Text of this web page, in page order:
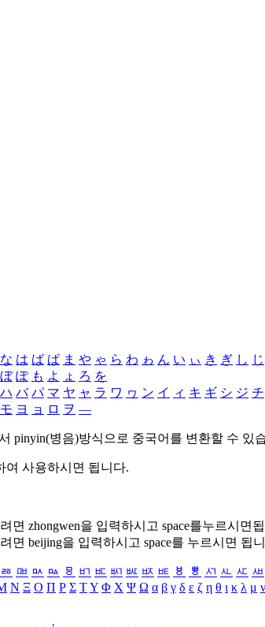
な は ば ぱ ま や ゃ ら わ ゎ ん い ぃ き ぎ し じ
ぼ ぽ も よ ょ ろ を
ハ バ パ マ ヤ ャ ラ ワ ヮ ン イ ィ キ ギ シ ジ チ
モ ヨ ョ ロ ヲ ―
pinyin(병음)방식으로 중국어를 변환할 수 있
여 사용하시면 됩니다.
면 zhongwen을 입력하시고 space를누르시면
면 beijing을 입력하시고 space를 누르시면 됩
ㅭ ㅮ ㅯ ㅰ ㅱ ㅲ ㅳ ㅴ ㅵ ㅶ ㅷ ㅸ ㅹ ㅺ ㅻ ㅼ ㅽ
Ν Ξ Ο Π Ρ Σ ΤΥ Φ Χ Ψ Ω α β γ δ ε ζ η θ ι κ λ μ ν